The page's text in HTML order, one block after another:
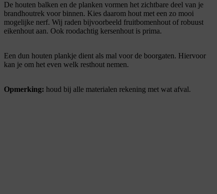
De houten balken en de planken vormen het zichtbare deel van je
brandhoutrek voor binnen. Kies daarom hout met een zo mooi
mogelijke nerf. Wij raden bijvoorbeeld fruitbomenhout of robuust
eikenhout aan. Ook roodachtig kersenhout is prima.
Een dun houten plankje dient als mal voor de boorgaten. Hiervoor
kan je om het even welk resthout nemen.
Opmerking: houd bij alle materialen rekening met wat afval.